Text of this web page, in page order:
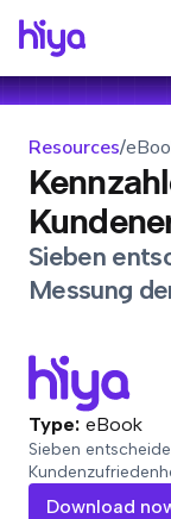
Resources/
Sieben
Messung
Type: eBook
Sieben
Download